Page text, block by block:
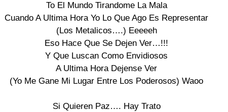
To El Mundo Tirandome La Mala
Cuando A Ultima Hora Yo Lo Que Ago Es Representar
(Los Metalicos….) Eeeeeh
Eso Hace Que Se Dejen Ver…!!!
Y Que Luscan Como Envidiosos
A Ultima Hora Dejense Ver
(Yo Me Gane Mi Lugar Entre Los Poderosos) Waoo
Si Quieren Paz…. Hay Trato